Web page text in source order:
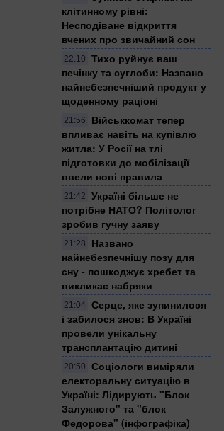
клітинному рівні:
Несподіване відкриття
вчених про звичайний сон
22:10
Тихо руйнує ваш
печінку та суглоби: Названо
найнебезпечніший продукт у
щоденному раціоні
21:56
Військкомат тепер
впливає навіть на купівлю
житла: У Росії на тлі
підготовки до мобілізації
ввели нові правила
21:42
Україні більше не
потрібне НАТО? Політолог
зробив гучну заяву
21:28
Названо
найнебезпечнішу позу для
сну - пошкоджує хребет та
викликає набряки
21:04
Серце, яке зупинилося
і забилося знов: В Україні
провели унікальну
трансплантацію дитині
20:50
Соціологи виміряли
електоральну ситуацію в
Україні: ​Лідирують "Блок
Залужного" та "блок
Федорова" (інфографіка)